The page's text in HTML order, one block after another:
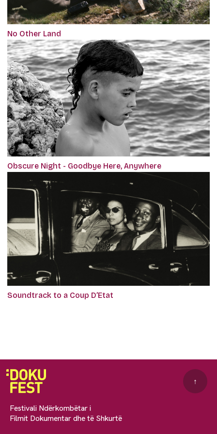
No Other Land
Obscure Night - Goodbye Here, Anywhere
Soundtrack to a Coup D’Etat
Festivali Ndërkombëtar i
Filmit Dokumentar dhe të Shkurtë
↑